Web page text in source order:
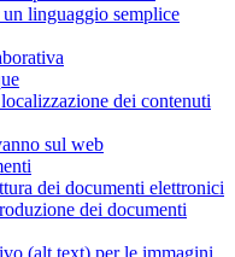
linguaggio semplice
dei contenuti
sul web
dei documenti elettronici
dei documenti
(alt text) per le immagini